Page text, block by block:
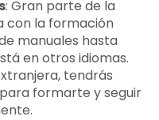
: Gran parte de la
con la formación
manuales hasta
en otros idiomas.
tendrás
formarte y seguir